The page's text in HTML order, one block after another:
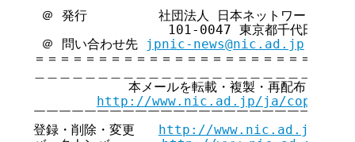
＠ 発行         社団法人 日本ネットワークインフ
101-0047 東京都千代田区内神
＠ 問い合わせ先
jpnic-news@nic.ad.jp
＝＝＝＝＝＝＝＝＝＝＝＝＝＝＝＝＝＝＝＝＝＝＝＝
本メールを転載・複製・再配布・引用
http://www.nic.ad.jp/ja/
￣￣￣￣￣￣￣￣￣￣￣￣￣￣￣￣￣￣￣￣￣￣￣￣
登録・削除・変更 http://www.nic.ad.jp/ja/